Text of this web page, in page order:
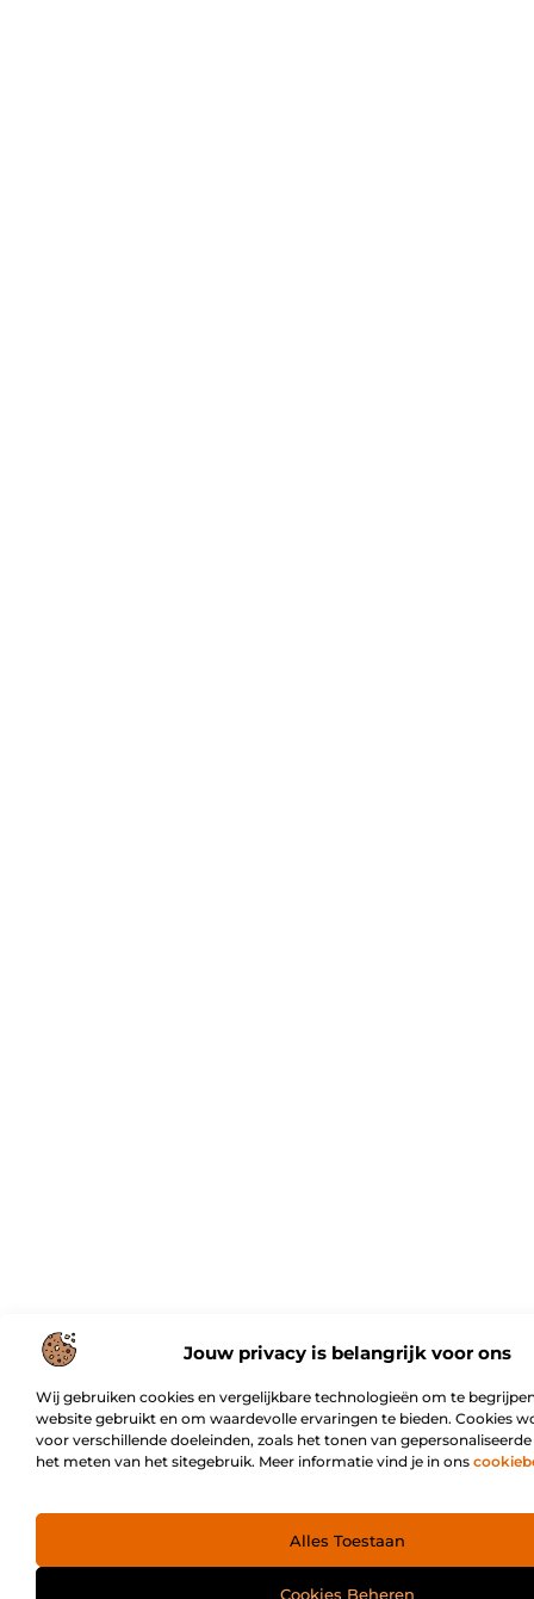
Jouw privacy is belangrijk voor ons
Wij gebruiken cookies en vergelijkbare technologieën om te
website gebruikt en om waardevolle ervaringen te bieden. Cookies
voor verschillende doeleinden, zoals het tonen van
het meten van het sitegebruik. Meer informatie vind je in ons
Alles Toestaan
Cookies Beheren